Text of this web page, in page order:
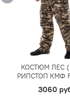
КОСТЮМ ЛЕС
РИПСТОП КМФ
3060